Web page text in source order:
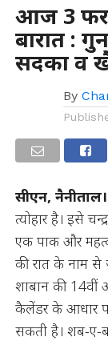
आज 3
बारात :
सदका व
By
सीएन, नैनीताल।
त्योहार है। इसे
एक पाक और
की रात के नाम
शाबान की 14वीं
कैलेंडर के आधार
सकती है। शब-ए-